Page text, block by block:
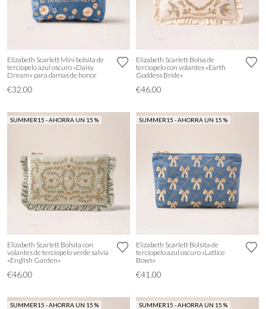
Elizabeth Scarlett Mini bolsita de
terciopelo azul oscuro «Daisy
Dream» para damas de honor
€32.00
Elizabeth Scarlett Bolsa de
terciopelo con volantes «Earth
Goddess Bride»
€46.00
SUMMER15 - AHORRA UN 15 %
Elizabeth Scarlett Bolsita con
volantes de terciopelo verde salvia
«English Garden»
€46.00
SUMMER15 - AHORRA UN 15 %
Elizabeth Scarlett Bolsita de
terciopelo azul oscuro «Lattice
Bows»
€41.00
SUMMER15 - AHORRA UN 15 % SUMMER15 - AHORRA UN 15 %